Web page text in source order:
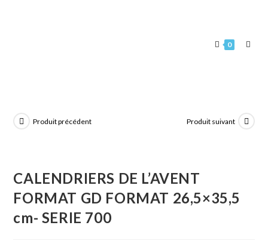
0
Produit précédent Produit suivant
CALENDRIERS DE L’AVENT
FORMAT GD FORMAT 26,5×35,5
cm- SERIE 700